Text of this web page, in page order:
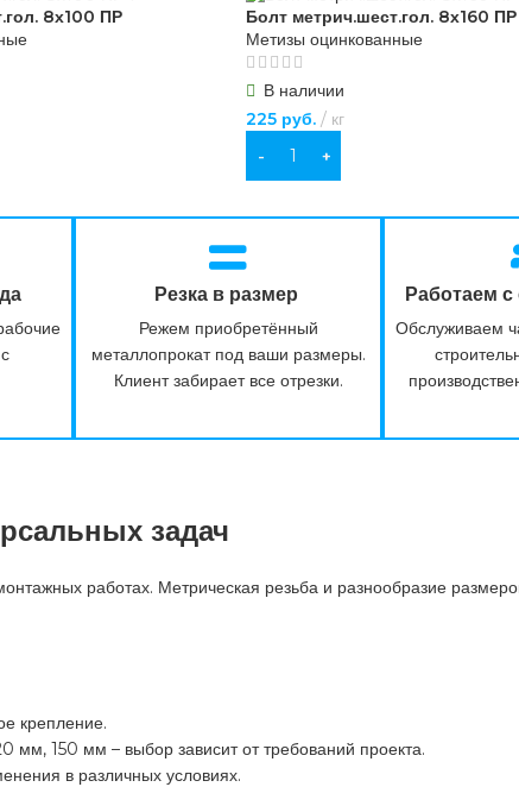
8х100 ПР
Болт метрич.шест.гол. 8х160 ПР
Метизы оцинкованные
В наличии
225 руб. кг
В КОРЗИНУ
Резка в размер
Режем приобретённый
металлопрокат под ваши размеры.
Клиент забирает все отрезки.
Работаем с
Обслуживаем
задач
работах. Метрическая резьба и разнообразие
крепление.
150 мм – выбор зависит от требований проекта.
в различных условиях.